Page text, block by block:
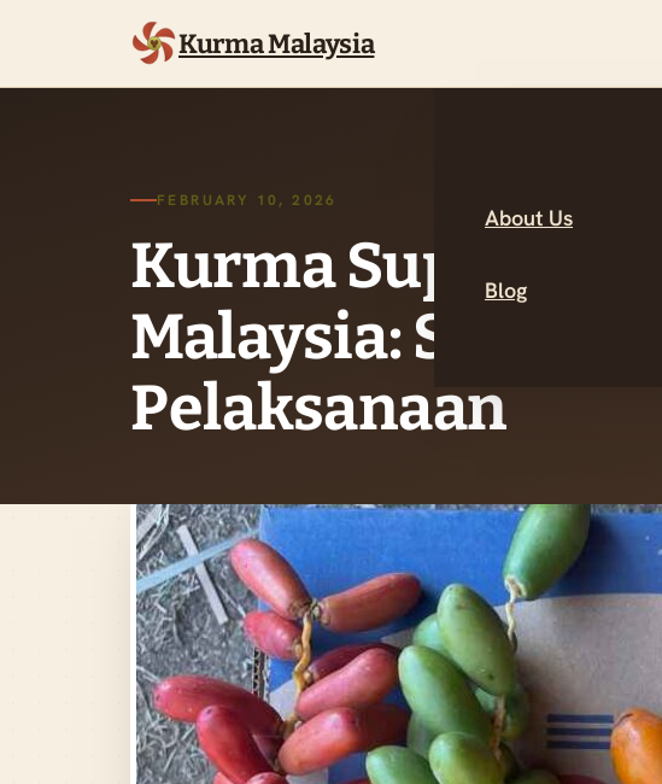
Kurma Malaysia
About Us
Blog
FEBRUARY 10, 2026
Kurma Supplier
Malaysia: Strategi
Pelaksanaan